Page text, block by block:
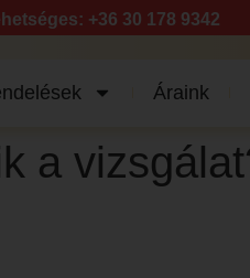
+36 30 178 9342
Áraink
a